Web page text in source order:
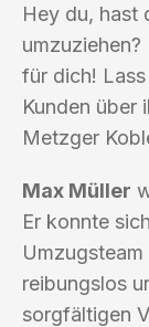
Hey du, hast
für dich!
Kunden über
Metzger
Max Müller
Er konnte
reibungslos
sorgfältigen